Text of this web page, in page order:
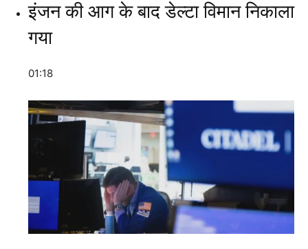
इंजन की आग के बाद डेल्टा विमान निकाला
गया
01:18